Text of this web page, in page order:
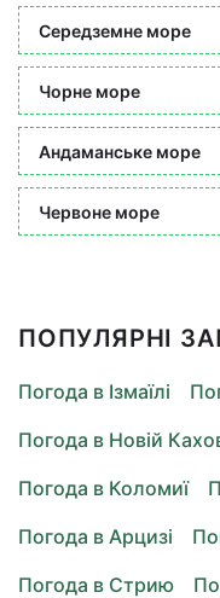
Середземне море
Чорне море
Андаманське море
Червоне море
ПОПУЛЯРНІ
Погода в Ізмаїлі
Погода в Новій
Погода в Коломиї
Погода в Арцизі
Погода в Стрию